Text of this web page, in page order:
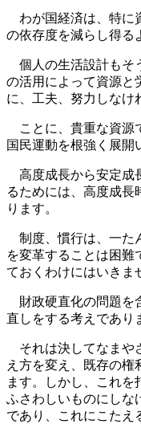
わが国経済は、特に
の依存度を減らし得る
個人の生活設計もそ
の活用によって資源と
に、工夫、努力しなけ
ことに、貴重な資源
国民運動を根強く展開
高度成長から安定成
るためには、高度成長
ります。
制度、慣行は、一た
を変革することは困難
ておくわけにはいきま
財政硬直化の問題を
直しをする考えであり
それは決してなまや
え方を変え、既存の権
ます。しかし、これを
ふさわしいものにしな
であり、これにこたえ